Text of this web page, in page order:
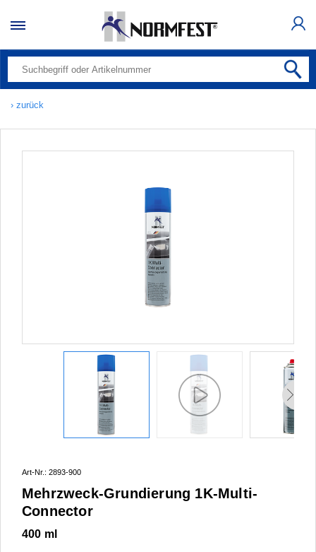
› zurück
Art-Nr.: 2893-900
Mehrzweck-Grundierung 1K-Multi-
Connector
400 ml